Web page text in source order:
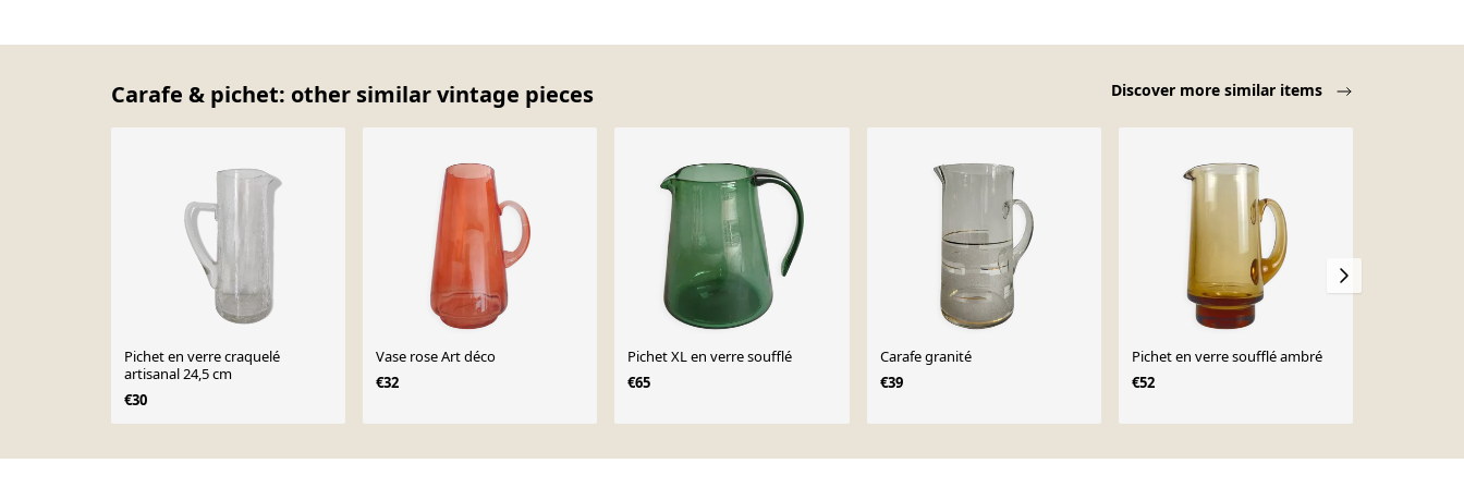
Carafe & pichet: other similar vintage pieces Discover more similar items
Pichet en verre craquelé
artisanal 24,5 cm
€30
Vase rose Art déco
€32
Pichet XL en verre soufflé
€65
Carafe granité
€39
Pichet en verre soufflé ambré
€52